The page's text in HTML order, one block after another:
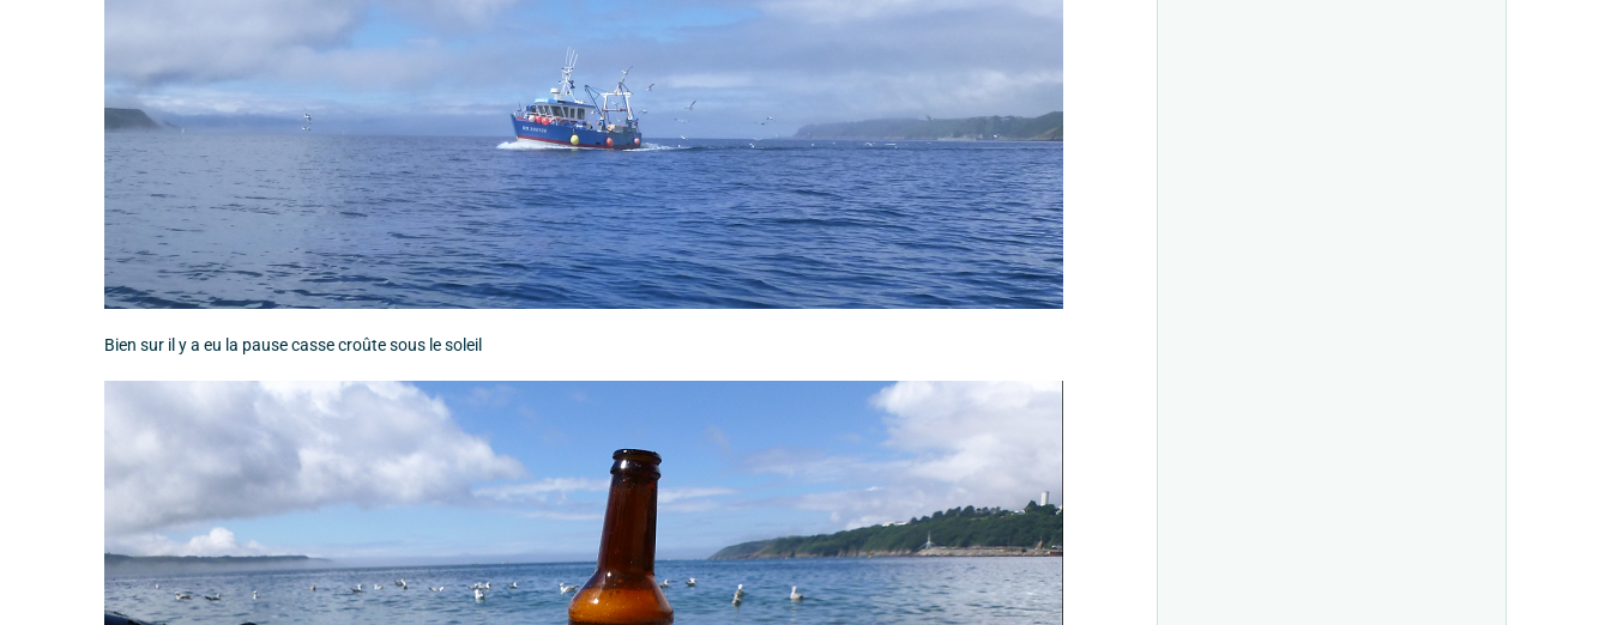
Bien sur il y a eu la pause casse croûte sous le soleil